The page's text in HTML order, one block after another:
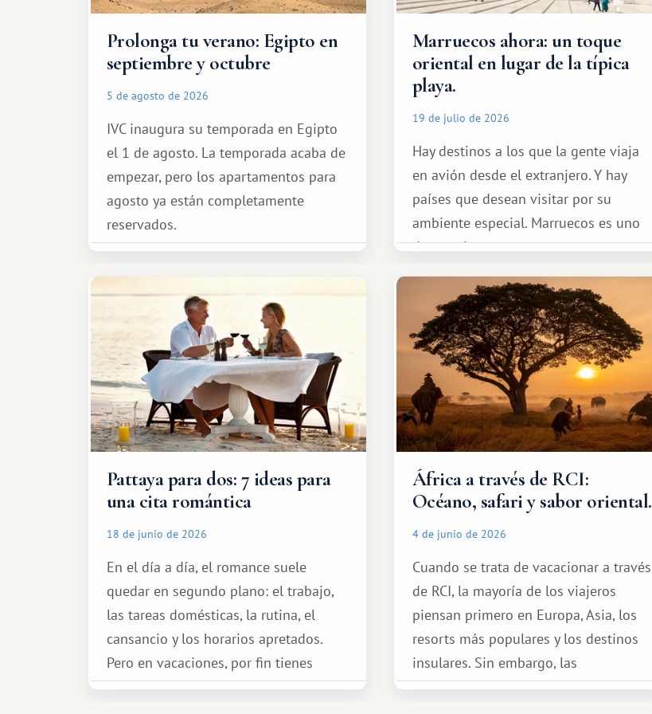
Prolonga tu verano: Egipto en
septiembre y octubre
5 de agosto de 2026
IVC inaugura su temporada en Egipto
el 1 de agosto. La temporada acaba de
empezar, pero los apartamentos para
agosto ya están completamente
reservados.
Marruecos ahora: un toque
oriental en lugar de la típica
playa.
19 de julio de 2026
Hay destinos a los que la gente viaja
en avión desde el extranjero. Y hay
países que desean visitar por su
ambiente especial. Marruecos es uno
de esos lugares.
Pattaya para dos: 7 ideas para
una cita romántica
18 de junio de 2026
En el día a día, el romance suele
quedar en segundo plano: el trabajo,
las tareas domésticas, la rutina, el
cansancio y los horarios apretados.
Pero en vacaciones, por fin tienes
espacio para dos y ganas de hacer algo
África a través de RCI:
Océano, safari y sabor oriental.
4 de junio de 2026
Cuando se trata de vacacionar a través
de RCI, la mayoría de los viajeros
piensan primero en Europa, Asia, los
resorts más populares y los destinos
insulares. Sin embargo, las
oportunidades que ofrece el sistema